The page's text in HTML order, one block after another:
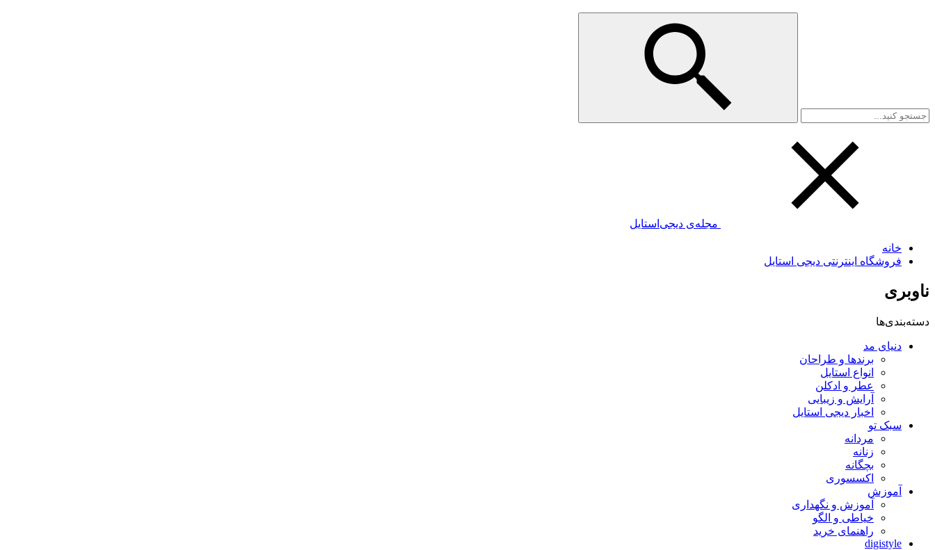
مجله‌ی دیجی‌استایل
خانه
فروشگاه اینترنتی دیجی استایل
ناوبری
دسته‌بندی‌ها
دنیای مد
برندها و طراحان
انواع استایل
عطر و ادکلن
آرایش و زیبایی
اخبار دیجی استایل
سبک تو
مردانه
زنانه
بچگانه
اکسسوری
آموزش
آموزش و نگهداری
خیاطی و الگو
راهنمای خرید
digistyle